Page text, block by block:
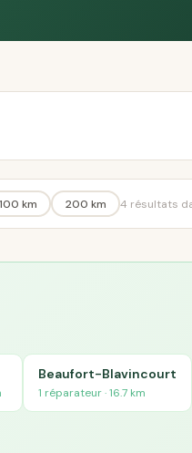
100 km 200 km 4 résultats
Beaufort-Blavincourt
1 réparateur · 16.7 km